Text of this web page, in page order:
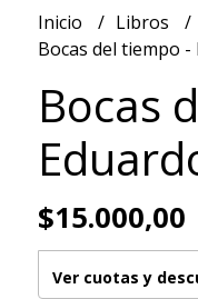
Inicio Libros
Bocas del tiempo -
Bocas
$15.000,00
Ver cuotas y